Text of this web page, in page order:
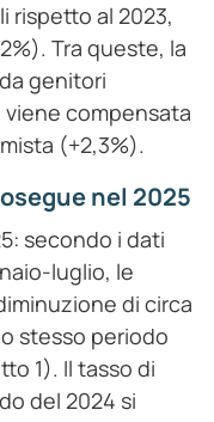
rispetto al 2023,
Tra queste, la
genitori
viene compensata
(+2,3%).
nel 2025
secondo i dati
luglio, le
di circa
stesso periodo
1). Il tasso di
del 2024 si